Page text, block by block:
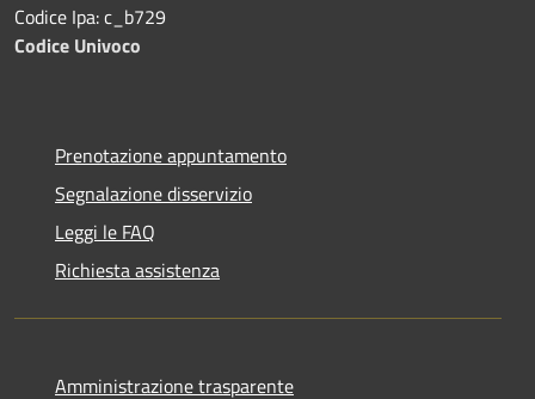
Codice Ipa: c_b729
Codice Univoco
Prenotazione appuntamento
Segnalazione disservizio
Leggi le FAQ
Richiesta assistenza
Amministrazione trasparente